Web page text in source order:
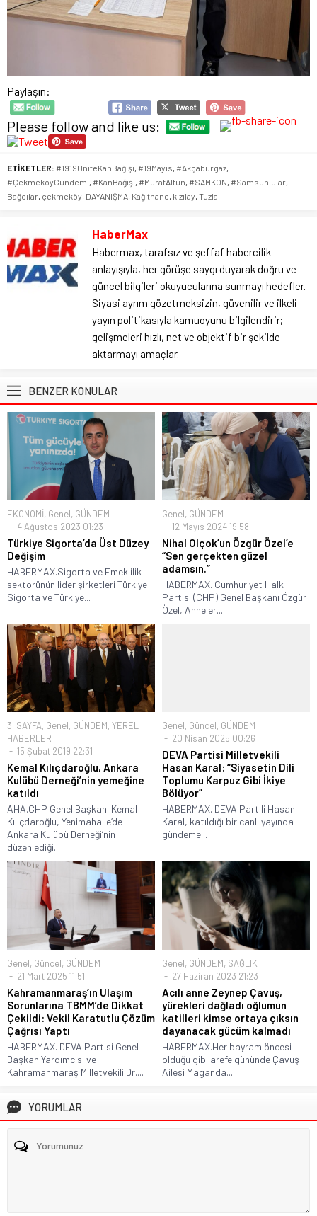
Paylaşın:
Please follow and like us:
ETİKETLER: #1919ÜniteKanBağışı #19Mayıs #Akçaburgaz
#ÇekmeköyGündemi #KanBağışı #MuratAltun #SAMKON #Samsunlular
Bağcılar çekmeköy DAYANIŞMA Kağıthane kızılay Tuzla
HaberMax
Habermax, tarafsız ve şeffaf habercilik
anlayışıyla, her görüşe saygı duyarak doğru ve
güncel bilgileri okuyucularına sunmayı hedefler.
Siyasi ayrım gözetmeksizin, güvenilir ve ilkeli
yayın politikasıyla kamuoyunu bilgilendirir;
gelişmeleri hızlı, net ve objektif bir şekilde
aktarmayı amaçlar.
BENZER KONULAR
EKONOMİ, Genel, GÜNDEM
4 Ağustos 2023 01:23
Türkiye Sigorta’da Üst Düzey
Değişim
HABERMAX.Sigorta ve Emeklilik
sektörünün lider şirketleri Türkiye
Sigorta ve Türkiye...
Genel, GÜNDEM
12 Mayıs 2024 19:58
Nihal Olçok’un Özgür Özel’e
“Sen gerçekten güzel
adamsın.”
HABERMAX. Cumhuriyet Halk
Partisi (CHP) Genel Başkanı Özgür
Özel, Anneler...
3. SAYFA, Genel, GÜNDEM, YEREL
HABERLER
15 Şubat 2019 22:31
Kemal Kılıçdaroğlu, Ankara
Kulübü Derneği’nin yemeğine
katıldı
AHA.CHP Genel Başkanı Kemal
Kılıçdaroğlu, Yenimahalle’de
Ankara Kulübü Derneği’nin
düzenlediği...
Genel, Güncel, GÜNDEM
20 Nisan 2025 00:26
DEVA Partisi Milletvekili
Hasan Karal: “Siyasetin Dili
Toplumu Karpuz Gibi İkiye
Bölüyor”
HABERMAX. DEVA Partili Hasan
Karal, katıldığı bir canlı yayında
gündeme...
Genel, Güncel, GÜNDEM
21 Mart 2025 11:51
Kahramanmaraş’ın Ulaşım
Sorunlarına TBMM’de Dikkat
Çekildi: Vekil Karatutlu Çözüm
Çağrısı Yaptı
HABERMAX. DEVA Partisi Genel
Başkan Yardımcısı ve
Kahramanmaraş Milletvekili Dr....
Genel, GÜNDEM, SAĞLIK
27 Haziran 2023 21:23
Acılı anne Zeynep Çavuş,
yürekleri dağladı oğlumun
katilleri kimse ortaya çıksın
dayanacak gücüm kalmadı
HABERMAX.Her bayram öncesi
olduğu gibi arefe gününde Çavuş
Ailesi Maganda...
YORUMLAR